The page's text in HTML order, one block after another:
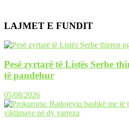
LAJMET E FUNDIT
Pesë zyrtarë të Listës Serbe
të pandehur
05/08/2026